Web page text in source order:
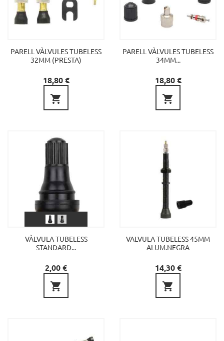
PARELL VÀLVULES TUBELESS
32MM (PRESTA)
Preu
18,80 €

PARELL VÀLVULES TUBELESS
34MM...
Preu
18,80 €

VÀLVULA TUBELESS
STANDARD...
Preu
2,00 €

VALVULA TUBELESS 45MM
ALUM.NEGRA
Preu
14,30 €
